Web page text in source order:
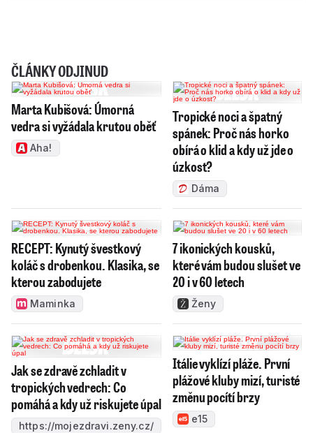
ČLÁNKY ODJINUD
Marta Kubišová: Úmorná
vedra si vyžádala krutou oběť
Aha!
Tropické noci a špatný
spánek: Proč nás horko
obírá o klid a kdy už jde o
úzkost?
Dáma
RECEPT: Kynutý švestkový
koláč s drobenkou. Klasika, se
kterou zabodujete
Maminka
7 ikonických kousků,
které vám budou slušet ve
20 i v 60 letech
Ženy
Jak se zdravě zchladit v
tropických vedrech: Co
pomáhá a kdy už riskujete úpal
https://mojezdravi.zeny.cz/
Itálie vyklízí pláže. První
plážové kluby mizí, turisté
změnu pocítí brzy
e15